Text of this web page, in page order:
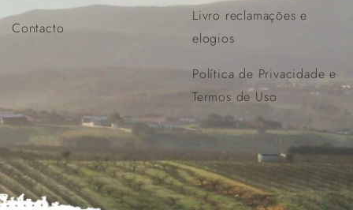
Contacto
Livro reclamações e
elogios
Política de Privacidade e
Termos de Uso